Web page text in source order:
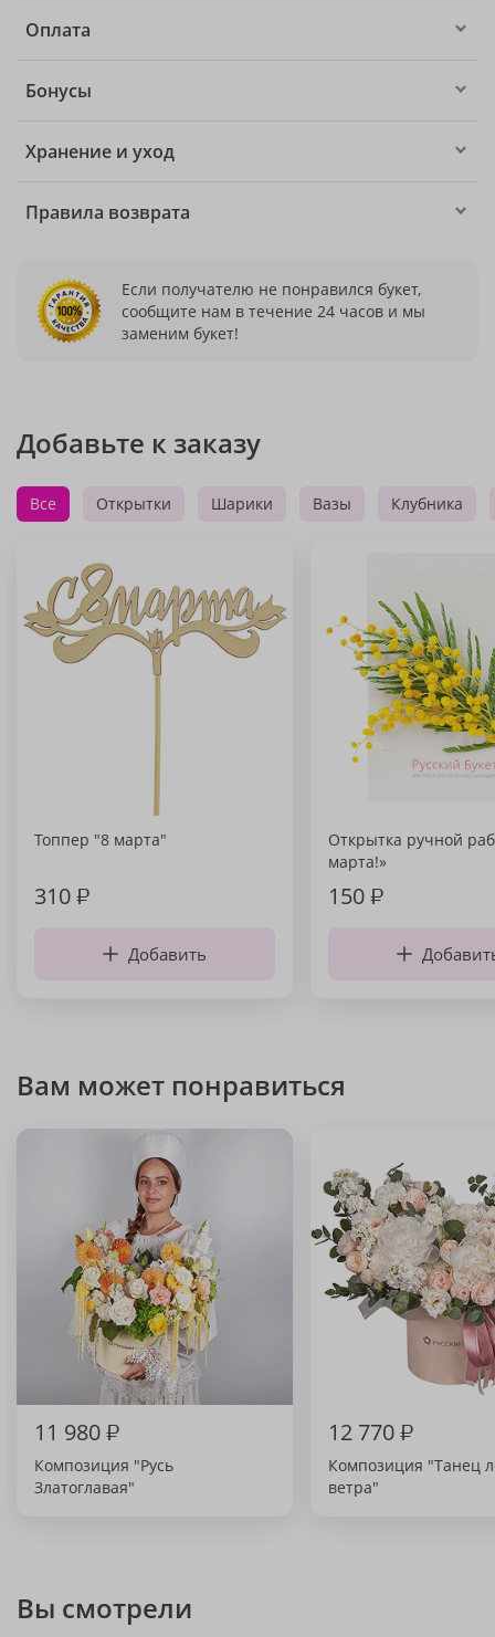
Оплата
Бонусы
Хранение и уход
Правила возврата
Если получателю не понравился букет,
сообщите нам в течение 24 часов и мы
заменим букет!
Добавьте к заказу
Все Открытки Шарики Вазы Клубника
Топпер "8 марта"
310₽
Добавить
Открытка ручной
марта!»
150₽
Вам может понравиться
11 980₽
Композиция "Русь
Златоглавая"
12 770₽
Композиция "Танец
ветра"
Вы смотрели